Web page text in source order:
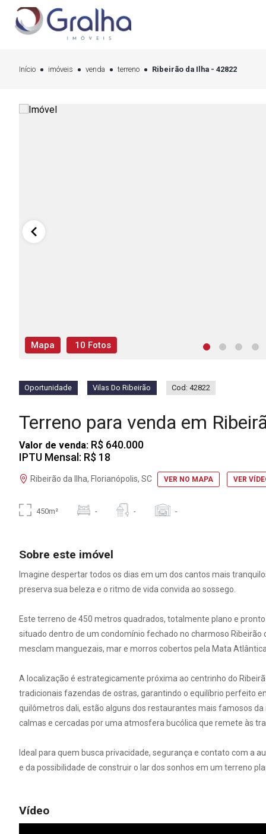
Início imóveis venda terreno Ribeirão da Ilha - 42822
Mapa 10 Fotos
Oportunidade Vilas Do Ribeirão Cod: 42822
Terreno para venda em
Valor de venda: R$ 640.000
IPTU Mensal: R$ 18
Ribeirão da Ilha, Florianópolis, SC VER NO MAPA VER
450m² - - -
Sobre este imóvel
Imagine despertar todos os dias em um dos cantos mais
preserva sua beleza e o ritmo de vida convida ao sossego.
Este terreno de 450 metros quadrados, totalmente plano e
situado dentro de um condomínio fechado no charmoso
mesclam manguezais, mar e morros cobertos pela Mata
A localização é estrategicamente próxima ao centrinho do
tradicionais fazendas de ostras, garantindo o equilíbrio perfeito
quilômetros dali, estão alguns dos restaurantes mais famosos
calmas e cercadas por uma atmosfera bucólica que remete às
Ideal para quem busca privacidade, segurança e contato com a
e da possibilidade de construir o lar dos sonhos em um terreno
Vídeo